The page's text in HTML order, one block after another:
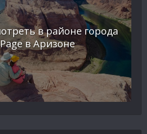
в районе города
Page в Аризоне